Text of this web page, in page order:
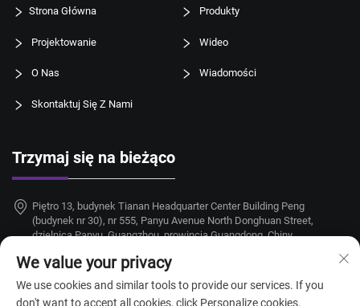
Strona Główna Produkty
Projektowanie Wideo
O Nas Wiadomości
Skontaktuj Się Z Nami
Trzymaj się na bieżąco
Piętro 13, budynek Tianan Headquarter Center Building Peng
(budynek nr 30), nr 555, Panyu Avenue North Donghuan Street,
dzielnica Panyu, Guangzhou, prowincja Guangdong, Chiny
+86-18924068214
[email protected]
We value your privacy
We use cookies and similar tools to provide our services. If you
don't want to accept all cookies, click Personalize cookies.